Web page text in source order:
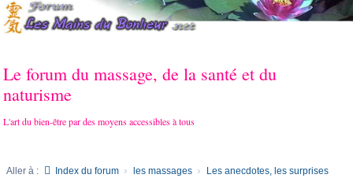
Le forum du massage, de la santé et du
naturisme
L'art du bien-être par des moyens accessibles à tous
Aller à : Index du forum les massages Les anecdotes, les surprises